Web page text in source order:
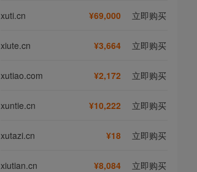
xuti.cn ¥69,000 立即购买
xiute.cn ¥3,664 立即购买
xutiao.com ¥2,172 立即购买
xuntie.cn ¥10,222 立即购买
xutazi.cn ¥18 立即购买
xiutian.cn ¥8,084 立即购买